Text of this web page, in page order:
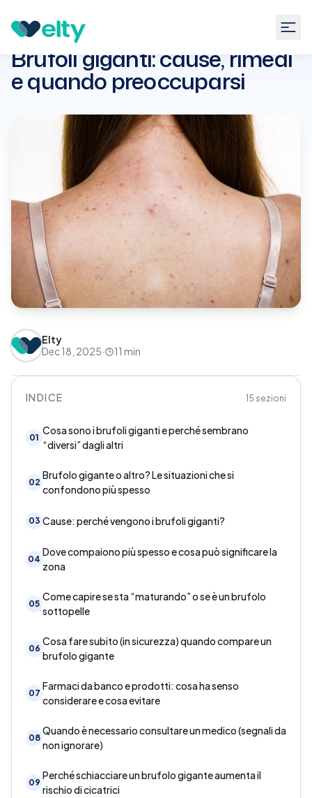
Guide Dermatologia
Brufoli giganti: cause, rimedi e
Brufoli giganti: cause, rimedi
e quando preoccuparsi
Elty
Dec 18, 2025· 11 min
INDICE 15 sezioni
01
Cosa sono i brufoli giganti e perché sembrano
“diversi” dagli altri
02
Brufolo gigante o altro? Le situazioni che si
confondono più spesso
03 Cause: perché vengono i brufoli giganti?
04
Dove compaiono più spesso e cosa può significare la
zona
05
Come capire se sta “maturando” o se è un brufolo
sottopelle
06
Cosa fare subito (in sicurezza) quando compare un
brufolo gigante
07
Farmaci da banco e prodotti: cosa ha senso
considerare e cosa evitare
08
Quando è necessario consultare un medico (segnali da
non ignorare)
09
Perché schiacciare un brufolo gigante aumenta il
rischio di cicatrici